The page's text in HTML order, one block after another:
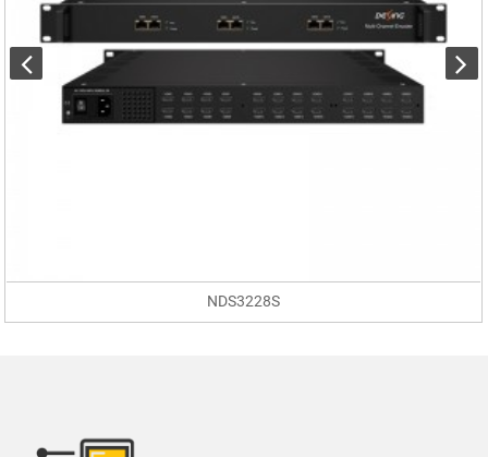
NDS3228S